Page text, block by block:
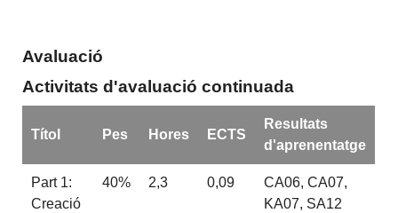
Avaluació
Activitats d'avaluació continuada
Títol Pes Hores ECTS
Resultats
d'aprenentatge
Part 1:
Creació
40% 2,3 0,09
CA06, CA07,
KA07, SA12